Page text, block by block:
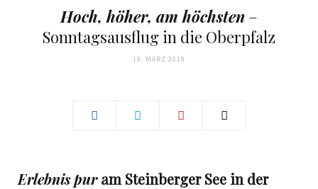
Hoch, höher, am höchsten –
Sonntagsausflug in die Oberpfalz
19. MÄRZ 2019
Erlebnis puram Steinberger See in der